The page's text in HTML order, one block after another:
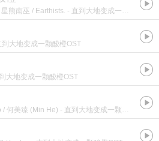
熊南巫 / Earthists. - 直到大地变成一颗酸橙OST
到大地变成一颗酸橙OST
大地变成一颗酸橙OST
/ 何美臻 (Min He) - 直到大地变成一颗酸橙OST